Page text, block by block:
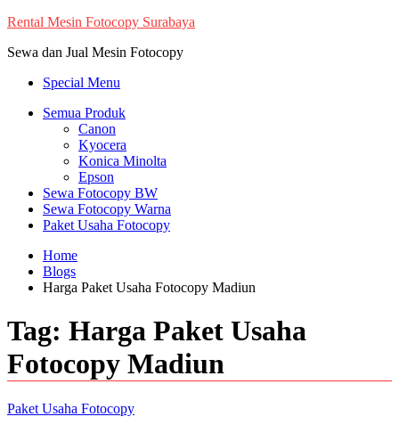
Skip
content
Rental Mesin Fotocopy Surabaya
Sewa dan Jual Mesin Fotocopy
Special Menu
Semua Produk
Canon
Kyocera
Konica Minolta
Epson
Sewa Fotocopy BW
Sewa Fotocopy Warna
Paket Usaha Fotocopy
Home
Blogs
Harga Paket Usaha Fotocopy Madiun
Tag: Harga Paket Usaha
Fotocopy Madiun
Paket Usaha Fotocopy